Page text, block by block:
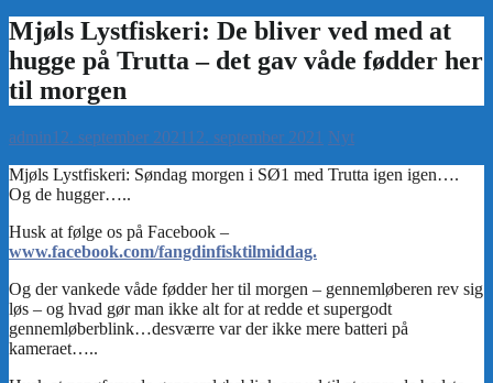
admin12. september 2021 12. september 2021 Nyt
www.facebook.com/fangdinfisktilmiddag.